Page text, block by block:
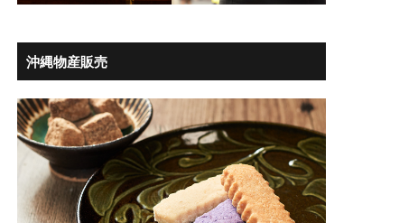
沖縄物産販売